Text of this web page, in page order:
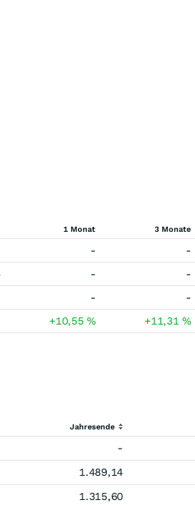
1 Monat 3 Monate
- -
- -
- -
+10,55% +11,31%
Jahresende
-
1.489,14
1.315,60